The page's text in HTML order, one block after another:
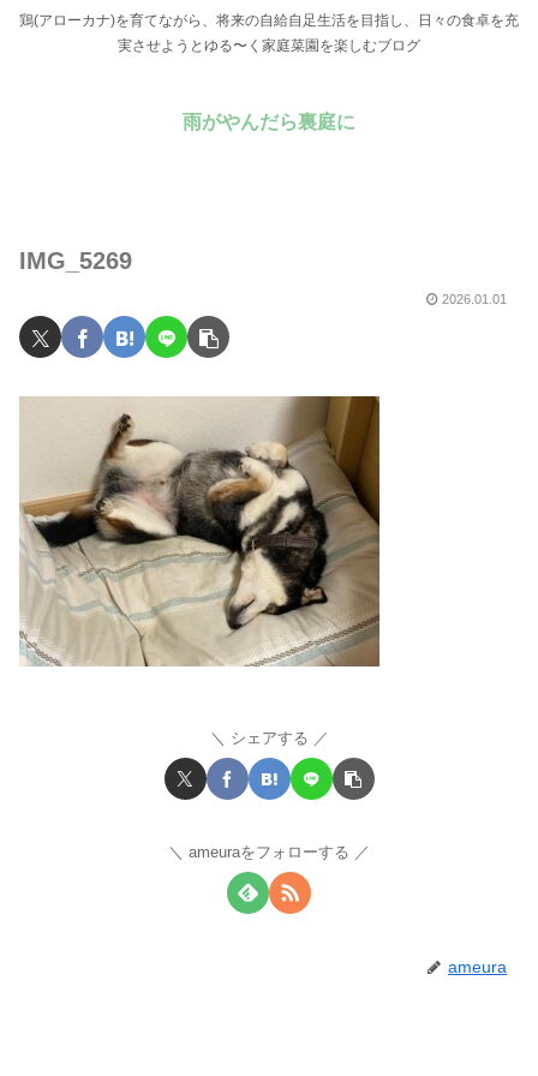
鶏(アローカナ)を育てながら、将来の自給自足生活を目指し、日々の食卓を充
実させようとゆる〜く家庭菜園を楽しむブログ
雨がやんだら裏庭に
IMG_5269
2026.01.01
シェアする
ameuraをフォローする
ameura